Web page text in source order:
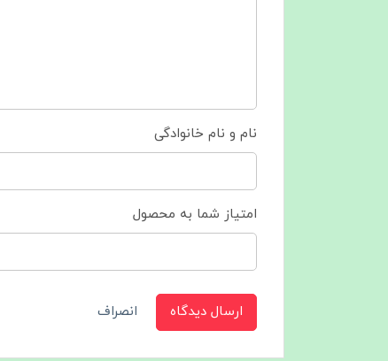
نام و نام خانوادگی
امتیاز شما به محصول
ارسال دیدگاه انصراف